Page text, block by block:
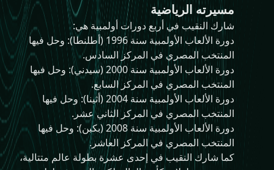
مسيرته الرياضية
شارك النقيب في أربع دورات أولمبية هي:
دورة الألعاب الأولمبية سنة 1996 (أطلنطا): وحل فيها
المنتخب المصري في المركز السادس.
دورة الألعاب الأولمبية سنة 2000 (سيدني): وحل فيها
المنتخب المصري في المركز السابع.
دورة الألعاب الأولمبية سنة 2004 (أثينا): وحل فيها
المنتخب المصري في المركز الثاني عشر.
دورة الألعاب الأولمبية سنة 2008 (بكبن): وحل فيها
المنتخب المصري في المركز العاشر.
كما شارك النقيب في إحدى عشرة بطولة عالم متتالية،